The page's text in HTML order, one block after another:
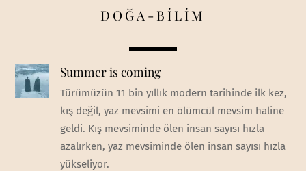
DOĞA-BİLİM
Summer is coming
Türümüzün 11 bin yıllık modern tarihinde ilk kez,
kış değil, yaz mevsimi en ölümcül mevsim haline
geldi. Kış mevsiminde ölen insan sayısı hızla
azalırken, yaz mevsiminde ölen insan sayısı hızla
yükseliyor.